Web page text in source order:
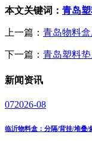
本文关键词： 青岛
上一篇： 青岛物料
下一篇： 青岛塑料
新闻资讯
072026-08
临沂物料盒：分隔/背挂/堆叠/